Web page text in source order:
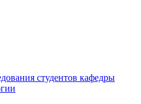
студентов кафедры